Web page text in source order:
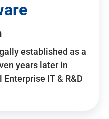
established as a
years later in
IT & R&D